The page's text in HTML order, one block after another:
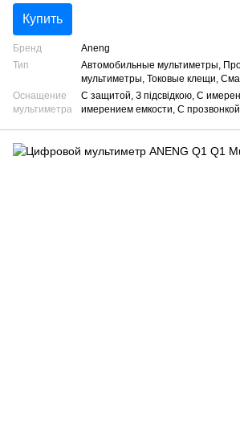
Купить
Бренд
Aneng
Тип
Автомобильные мультиметры,
мультиметры, Токовые клещи,
Оснащение
мультиметра
С защитой, З підсвідкою, С
имерением емкости, С прозвонкой